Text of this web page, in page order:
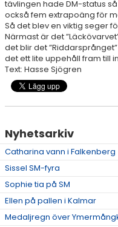
tävlingen hade DM-status
också fem extrapoäng för
Så det blev en viktig seger
Närmast är det
det blir det
det ett lite uppehåll fram till
Text: Hasse Sjögren
Nyhetsarkiv
Catharina vann i Falkenberg
Sissel SM-fyra
Sophie tia på SM
Ellen på pallen i Kalmar
Medaljregn över